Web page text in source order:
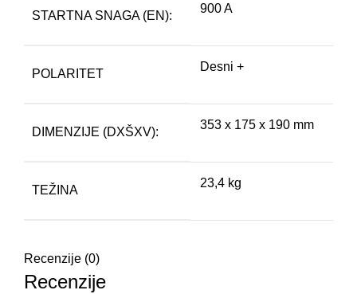
STARTNA SNAGA (EN):
900 A
POLARITET
Desni +
DIMENZIJE (DXŠXV):
353 x 175 x 190 mm
TEŽINA
23,4 kg
Recenzije (0)
Recenzije